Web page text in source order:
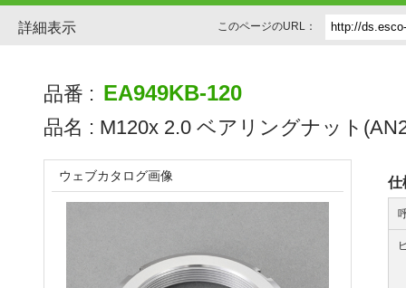
詳細表示 このページのURL：
品番 : EA949KB-120
品名 : M120x 2.0 ベアリングナット
仕
ウェブカタログ画像